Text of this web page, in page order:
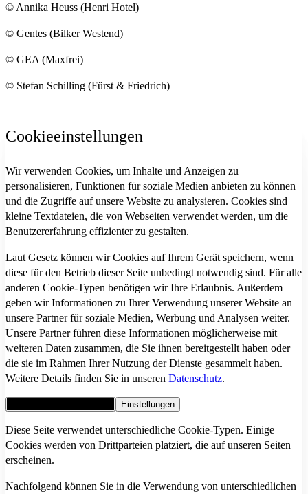
© Annika Heuss (Henri Hotel)
© Gentes (Bilker Westend)
© GEA (Maxfrei)
© Stefan Schilling (Fürst & Friedrich)
Cookieeinstellungen
Wir verwenden Cookies, um Inhalte und Anzeigen zu
personalisieren, Funktionen für soziale Medien anbieten zu können
und die Zugriffe auf unsere Website zu analysieren. Cookies sind
kleine Textdateien, die von Webseiten verwendet werden, um die
Benutzererfahrung effizienter zu gestalten.
Laut Gesetz können wir Cookies auf Ihrem Gerät speichern, wenn
diese für den Betrieb dieser Seite unbedingt notwendig sind. Für alle
anderen Cookie-Typen benötigen wir Ihre Erlaubnis. Außerdem
geben wir Informationen zu Ihrer Verwendung unserer Website an
unsere Partner für soziale Medien, Werbung und Analysen weiter.
Unsere Partner führen diese Informationen möglicherweise mit
weiteren Daten zusammen, die Sie ihnen bereitgestellt haben oder
die sie im Rahmen Ihrer Nutzung der Dienste gesammelt haben.
Weitere Details finden Sie in unseren Datenschutz.
Einstellungen
Diese Seite verwendet unterschiedliche Cookie-Typen. Einige
Cookies werden von Drittparteien platziert, die auf unseren Seiten
erscheinen.
Nachfolgend können Sie in die Verwendung von unterschiedlichen